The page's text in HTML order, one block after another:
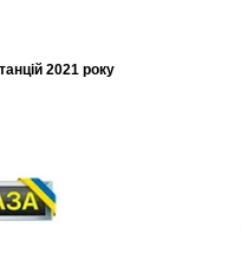
2021 року